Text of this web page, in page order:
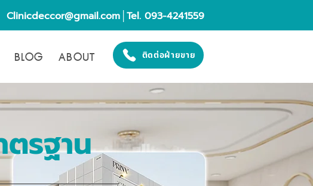
Clinicdeccor@gmail.com │Tel. 093-4241559
BLOG ABOUT ติดต่อฝ่ายขาย
รฐาน